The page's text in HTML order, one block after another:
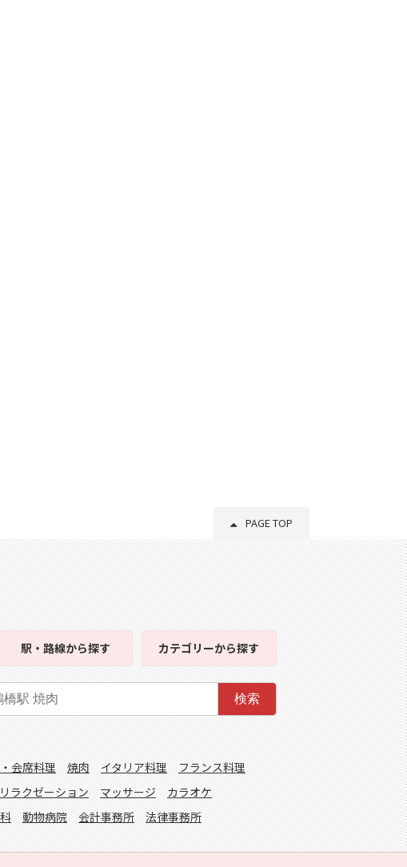
PAGE TOP
駅・路線から探す カテゴリーから探す
検索
会席料理 焼肉 イタリア料理
フランス料理
リラクゼーション マッサージ
カラオケ
動物病院 会計事務所 法律事務所